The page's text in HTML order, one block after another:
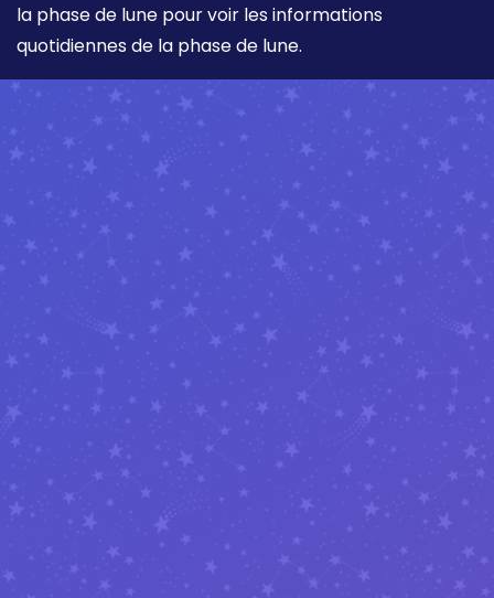
la phase de lune pour voir les informations
quotidiennes de la phase de lune.